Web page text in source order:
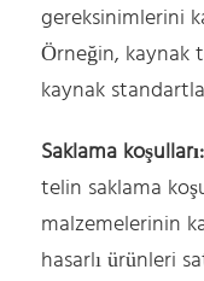
gereksinimlerini
Örneğin, kaynak
kaynak
Saklama koşulları:
telin saklama
malzemelerinin
hasarlı ürünleri